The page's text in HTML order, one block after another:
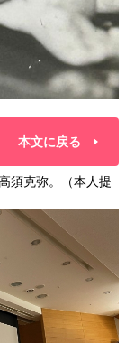
本文に戻る
須克弥。（本人提